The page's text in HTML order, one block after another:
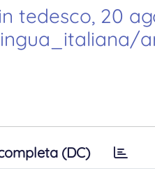
tedesco, 20
(DC)